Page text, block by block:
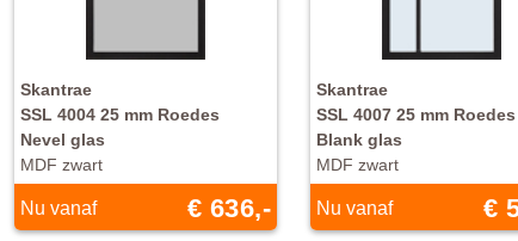
Skantrae
SSL 4004 25 mm Roedes
Nevel glas
MDF zwart
Nu vanaf € 636,-
Skantrae
SSL 4007 25 mm Roedes
Blank glas
MDF zwart
Nu vanaf €